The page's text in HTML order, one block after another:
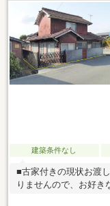
建築条件なし
■古家付きの現状お渡
りませんので、お好き